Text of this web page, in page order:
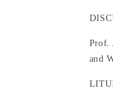
Prof.
and